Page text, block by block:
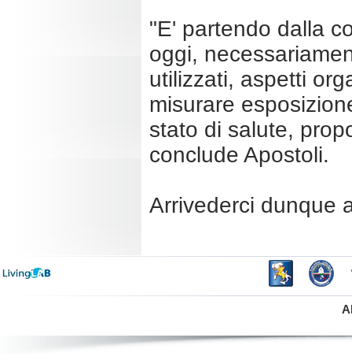
"E' partendo dalla
oggi,
utilizzati, aspetti
misurare
stato di salute,
conclude Apostoli.
Arrivederci dunque